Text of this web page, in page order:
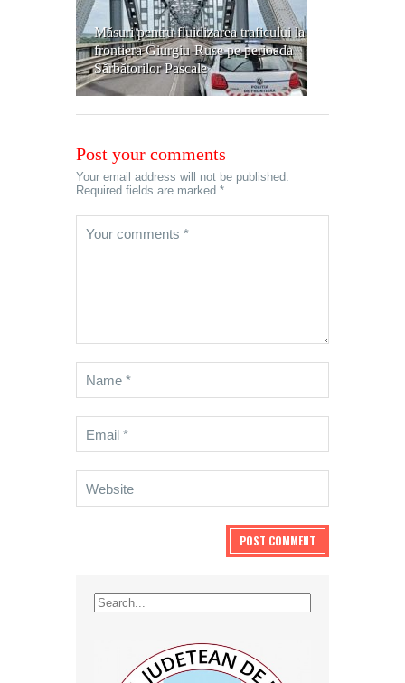
Măsuri pentru fluidizarea traficului la
frontiera Giurgiu-Ruse pe perioada
Sărbătorilor Pascale
Post your comments
Your email address will not be published.
Required fields are marked *